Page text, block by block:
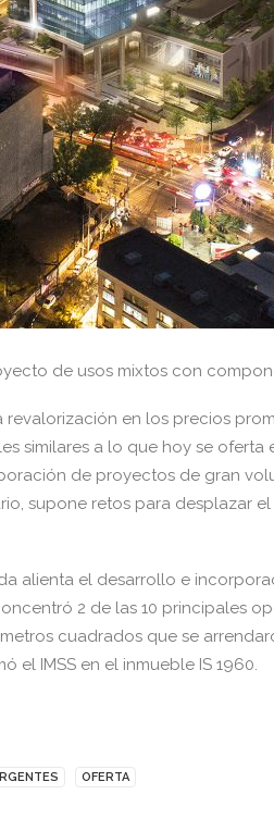
de usos mixtos con
en los precios
similares a lo que hoy se oferta
de proyectos de gran
supone retos para desplazar
alienta el desarrollo e
2 de las 10 principales
cuadrados que se
el IMSS en el inmueble IS 1960.
OFERTA